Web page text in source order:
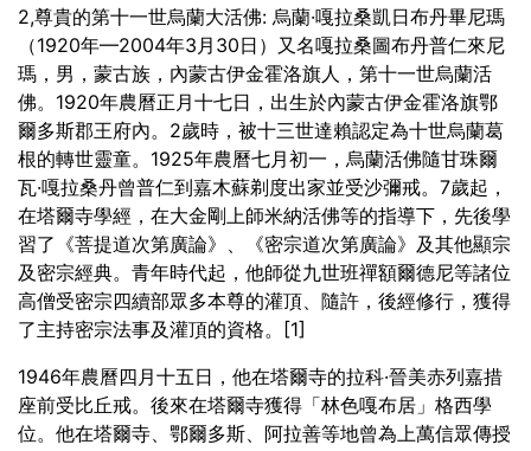
2,尊貴的第十一世烏蘭大活佛: 烏蘭·嘎拉桑凱日布丹畢尼瑪
（1920年—2004年3月30日）又名嘎拉桑圖布丹普仁來尼
瑪，男，蒙古族，內蒙古伊金霍洛旗人，第十一世烏蘭活
佛。1920年農曆正月十七日，出生於內蒙古伊金霍洛旗鄂
爾多斯郡王府內。2歲時，被十三世達賴認定為十世烏蘭葛
根的轉世靈童。1925年農曆七月初一，烏蘭活佛隨甘珠爾
瓦·嘎拉桑丹曾普仁到嘉木蘇剃度出家並受沙彌戒。7歲起，
在塔爾寺學經，在大金剛上師米納活佛等的指導下，先後學
習了《菩提道次第廣論》、《密宗道次第廣論》及其他顯宗
及密宗經典。青年時代起，他師從九世班禪額爾德尼等諸位
高僧受密宗四續部眾多本尊的灌頂、隨許，後經修行，獲得
了主持密宗法事及灌頂的資格。[1]
1946年農曆四月十五日，他在塔爾寺的拉科·晉美赤列嘉措
座前受比丘戒。後來在塔爾寺獲得「林色嘎布居」格西學
位。他在塔爾寺、鄂爾多斯、阿拉善等地曾為上萬信眾傳授